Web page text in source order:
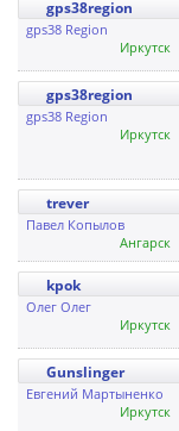
gps38region
gps38 Region
Иркутск
gps38region
gps38 Region
Иркутск
trever
Павел Копылов
Ангарск
kpok
Олег Олег
Иркутск
Gunslinger
Евгений Мартыненко
Иркутск